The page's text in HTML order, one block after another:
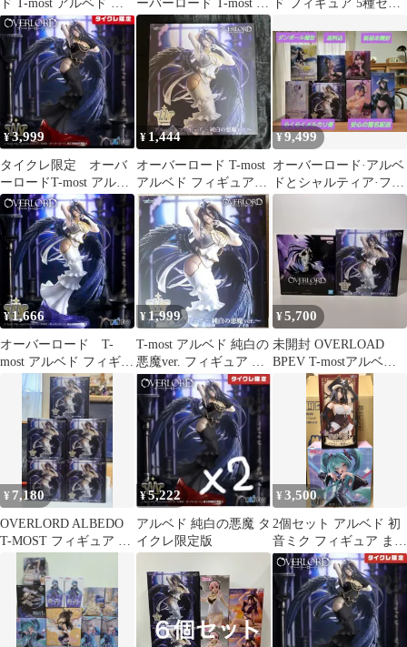
ド T-most アルベド フ
ィギュア〜純白の悪魔
ver.〜 プライズ
(451997700) タイトー
ーバーロード T-most ア
ルベド フィギュア～純
白の悪魔ver.～ ※未開
封品 ※箱ダメージ有
ド フィギュア 5種セッ
¥3,999
タイクレ限定 オーバ
ーロードT-most アルベ
ドフィギュア 純白の
悪魔ver.
¥1,444
オーバーロード T-most
アルベド フィギュア～
純白の悪魔ver.～
¥9,499
オーバーロード·アルベ
ドとシャルティア·フィ
ギュア·7体セット(I)·新
¥1,666
オーバーロード T-
most アルベド フィギュ
ア～純白の悪魔ver.～
¥1,999
T-most アルベド 純白の
悪魔ver. フィギュア オ
ーバーロード
¥5,700
未開封 OVERLOAD
BPEV T-mostアルベド 2
体セット
¥ 7,180
OVERLORD ALBEDO
T-MOST フィギュア 5
体セット
¥5,222
アルベド 純白の悪魔 タ
イクレ限定版
¥3,500
2個セット アルベド 初
音ミク フィギュア まと
め売り